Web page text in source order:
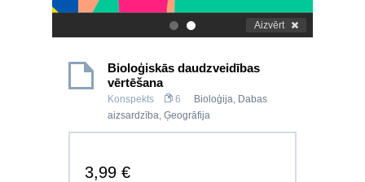
. Aizvērt
Bioloģiskās daudzveidības
vērtēšana
Konspekts 6 Bioloģija, Dabas
aizsardzība, Ģeogrāfija
3,99 €